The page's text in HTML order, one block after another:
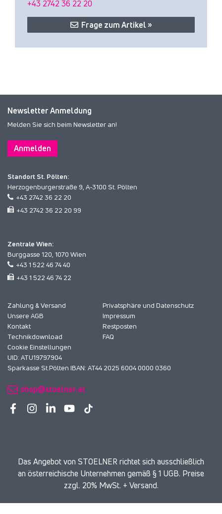
+43 2742 36 22 20
Frage zum Artikel »
Newsletter Anmeldung
Melden Sie sich beim Newsletter an!
Anmelden
Standort St. Pölten:
Herzogenburgerstraße 9, A-3100 St. Pölten
+43 2742 36 22 20
+43 2742 36 22 20 99
Zentrale Wien:
Burggasse 120, 1070 Wien
+43 1 522 46 74 40
+43 1 522 46 74 22
Zahlung & Versand
Privatsphäre und Datenschutz
Unsere AGB
Impressum
Kontakt
Restposten
Technikdownload
FAQ
Cookie Einstellungen
UID: ATU19797904
Sparkasse St.Pölten IBAN: AT44 2025 6004 0000 0360
shop@stoelner.at
Das Angebot von STOELNER richtet sich ausschließlich
an österreichische Unternehmen gemäß § 1 UGB. Preise
zzgl. 20% MwSt. + Versand.